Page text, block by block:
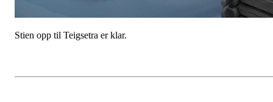
Stien opp til Teigsetra er klar.